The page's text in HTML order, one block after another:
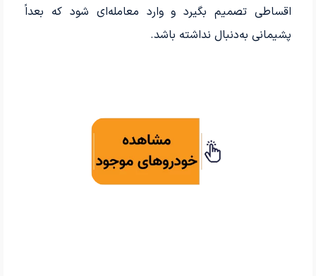
اقساطی تصمیم بگیرد و وارد معامله‌ای شود که بعداً
پشیمانی به‌دنبال نداشته باشد.